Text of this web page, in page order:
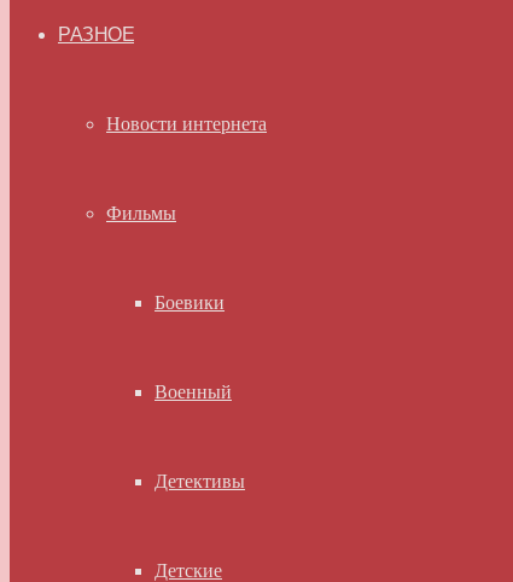
РАЗНОЕ
Новости интернета
Фильмы
Боевики
Военный
Детективы
Детские